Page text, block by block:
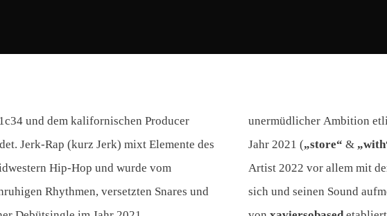
und dem kalifornischen Producer
Jerk-Rap (kurz Jerk) mixt Elemente des
Hip-Hop und wurde vom
Rhythmen, versetzten Snares und
unermüdlicher Ambition
Jahr 2021 („store“ &
Artist 2022 vor allem mit
sich und seinen Sound